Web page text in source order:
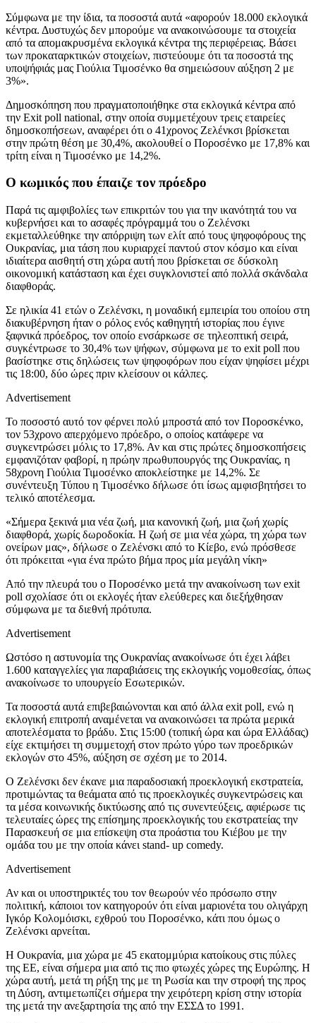
Σύμφωνα με την ίδια, τα ποσοστά αυτά «αφορούν 18.000 εκλογικά
κέντρα. Δυστυχώς δεν μπορούμε να ανακοινώσουμε τα στοιχεία
από τα απομακρυσμένα εκλογικά κέντρα της περιφέρειας. Βάσει
των προκαταρκτικών στοιχείων, πιστεύουμε ότι τα ποσοστά της
υποψήφιάς μας Γιούλια Τιμοσένκο θα σημειώσουν αύξηση 2 με
3%».
Δημοσκόπηση που πραγματοποιήθηκε στα εκλογικά κέντρα από
την Exit poll national, στην οποία συμμετέχουν τρεις εταιρείες
δημοσκοπήσεων, αναφέρει ότι ο 41χρονος Ζελένκσι βρίσκεται
στην πρώτη θέση με 30,4%, ακολουθεί ο Ποροσένκο με 17,8% και
τρίτη είναι η Τιμοσένκο με 14,2%.
Ο κωμικός που έπαιζε τον πρόεδρο
Παρά τις αμφιβολίες των επικριτών του για την ικανότητά του να
κυβερνήσει και το ασαφές πρόγραμμά του ο Ζελένσκι
εκμεταλλεύθηκε την απόρριψη των ελίτ από τους ψηφοφόρους της
Ουκρανίας, μια τάση που κυριαρχεί παντού στον κόσμο και είναι
ιδιαίτερα αισθητή στη χώρα αυτή που βρίσκεται σε δύσκολη
οικονομική κατάσταση και έχει συγκλονιστεί από πολλά σκάνδαλα
διαφθοράς.
Σε ηλικία 41 ετών ο Ζελένσκι, η μοναδική εμπειρία του οποίου στη
διακυβέρνηση ήταν ο ρόλος ενός καθηγητή ιστορίας που έγινε
ξαφνικά πρόεδρος, τον οποίο ενσάρκωσε σε τηλεοπτική σειρά,
συγκέντρωσε το 30,4% των ψήφων, σύμφωνα με το exit poll που
βασίστηκε στις δηλώσεις των ψηφοφόρων που είχαν ψηφίσει μέχρι
τις 18:00, δύο ώρες πριν κλείσουν οι κάλπες.
Advertisement
Το ποσοστό αυτό τον φέρνει πολύ μπροστά από τον Ποροσκένκο,
τον 53χρονο απερχόμενο πρόεδρο, ο οποίος κατάφερε να
συγκεντρώσει μόλις το 17,8%. Αν και στις πρώτες δημοσκοπήσεις
εμφανιζόταν φαβορί, η πρώην πρωθυπουργός της Ουκρανίας, η
58χρονη Γιούλια Τιμοσένκο αποκλείστηκε με 14,2%. Σε
συνέντευξη Τύπου η Τιμοσένκο δήλωσε ότι ίσως αμφισβητήσει το
τελικό αποτέλεσμα.
«Σήμερα ξεκινά μια νέα ζωή, μια κανονική ζωή, μια ζωή χωρίς
διαφθορά, χωρίς δωροδοκία. Η ζωή σε μια νέα χώρα, τη χώρα των
ονείρων μας», δήλωσε ο Ζελένσκι από το Κίεβο, ενώ πρόσθεσε
ότι πρόκειται «για ένα πρώτο βήμα προς μία μεγάλη νίκη»
Από την πλευρά του ο Ποροσένκο μετά την ανακοίνωση των exit
poll σχολίασε ότι οι εκλογές ήταν ελεύθερες και διεξήχθησαν
σύμφωνα με τα διεθνή πρότυπα.
Advertisement
Ωστόσο η αστυνομία της Ουκρανίας ανακοίνωσε ότι έχει λάβει
1.600 καταγγελίες για παραβιάσεις της εκλογικής νομοθεσίας, όπως
ανακοίνωσε το υπουργείο Εσωτερικών.
Τα ποσοστά αυτά επιβεβαιώνονται και από άλλα exit poll, ενώ η
εκλογική επιτροπή αναμένεται να ανακοινώσει τα πρώτα μερικά
αποτελέσματα το βράδυ. Στις 15:00 (τοπική ώρα και ώρα Ελλάδας)
είχε εκτιμήσει τη συμμετοχή στον πρώτο γύρο των προεδρικών
εκλογών στο 45%, αύξηση σε σχέση με το 2014.
Ο Ζελένσκι δεν έκανε μια παραδοσιακή προεκλογική εκστρατεία,
προτιμώντας τα θεάματα από τις προεκλογικές συγκεντρώσεις και
τα μέσα κοινωνικής δικτύωσης από τις συνεντεύξεις, αφιέρωσε τις
τελευταίες ώρες της επίσημης προεκλογικής του εκστρατείας την
Παρασκευή σε μια επίσκεψη στα προάστια του Κιέβου με την
ομάδα του με την οποία κάνει stand- up comedy.
Advertisement
Αν και οι υποστηρικτές του τον θεωρούν νέο πρόσωπο στην
πολιτική, κάποιοι τον κατηγορούν ότι είναι μαριονέτα του ολιγάρχη
Ιγκόρ Κολομόισκι, εχθρού του Ποροσένκο, κάτι που όμως ο
Ζελένσκι αρνείται.
Η Ουκρανία, μια χώρα με 45 εκατομμύρια κατοίκους στις πύλες
της ΕΕ, είναι σήμερα μια από τις πιο φτωχές χώρες της Ευρώπης. Η
χώρα αυτή, μετά τη ρήξη της με τη Ρωσία και την στροφή της προς
τη Δύση, αντιμετωπίζει σήμερα την χειρότερη κρίση στην ιστορία
της μετά την ανεξαρτησία της από την ΕΣΣΔ το 1991.